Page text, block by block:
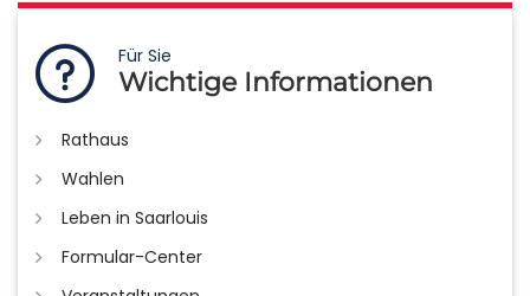
Für Sie
Wichtige Informationen
Rathaus
Wahlen
Leben in Saarlouis
Formular-Center